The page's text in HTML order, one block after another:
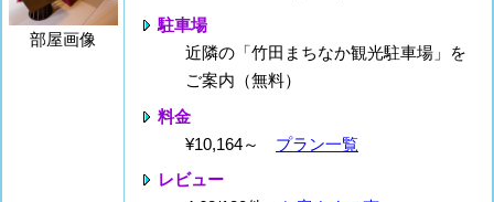
部屋画像
駐車場
近隣の「竹田まちなか観光駐車場」を
ご案内（無料）
料金
¥10,164～ プラン一覧
レビュー